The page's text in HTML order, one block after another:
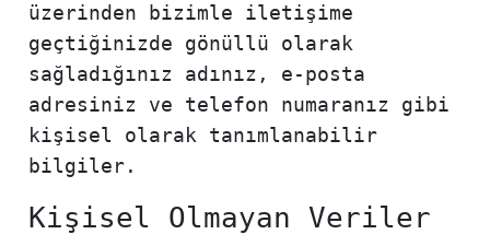
üzerinden bizimle iletişime
geçtiğinizde gönüllü olarak
sağladığınız adınız, e-posta
adresiniz ve telefon numaranız gibi
kişisel olarak tanımlanabilir
bilgiler.
Kişisel Olmayan Veriler